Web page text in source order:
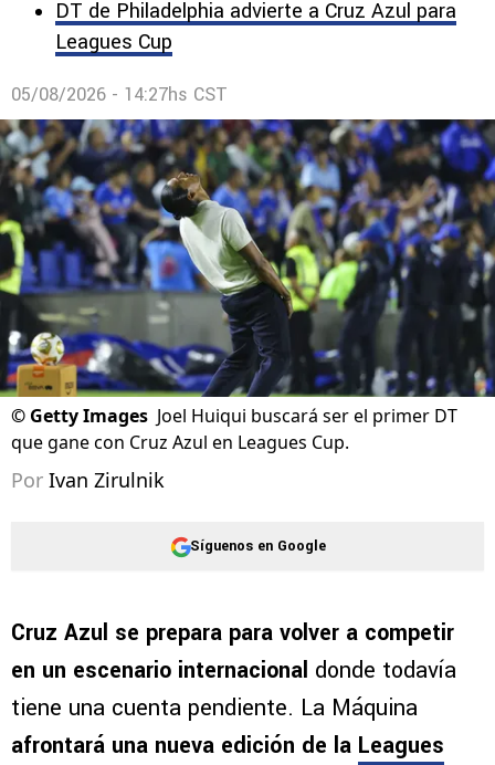
DT de Philadelphia advierte a Cruz Azul para
Leagues Cup
05/08/2026 - 14:27hs CST
© Getty Images Joel Huiqui buscará ser el primer DT
que gane con Cruz Azul en Leagues Cup.
Por Ivan Zirulnik
Síguenos en Google
Cruz Azul se prepara para volver a competir
en un escenario internacional donde todavía
tiene una cuenta pendiente. La Máquina
afrontará una nueva edición de la Leagues